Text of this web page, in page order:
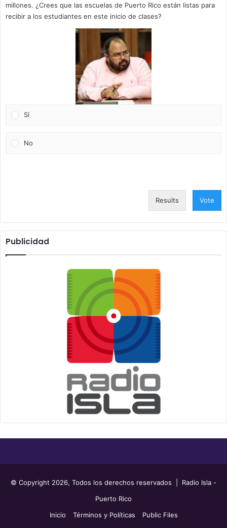
millones. ¿Crees que las escuelas de Puerto Rico están listas para
recibir a los estudiantes en este inicio de clases?
Sí
No
Results Vote
Publicidad
© Copyright 2026, Todos los derechos reservados | Radio Isla -
Puerto Rico
Inicio
Términos y Políticas Public Files